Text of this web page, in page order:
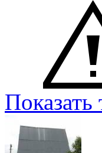
Показать